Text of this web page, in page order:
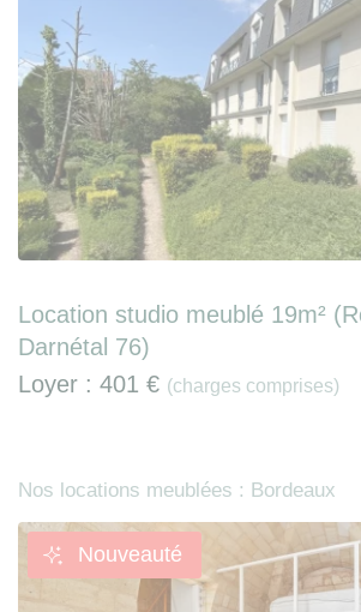
Location studio meublé 19m²
Darnétal 76)
Loyer : 401 € (charges comprises)
Nos locations meublées : Bordeaux
Nouveauté